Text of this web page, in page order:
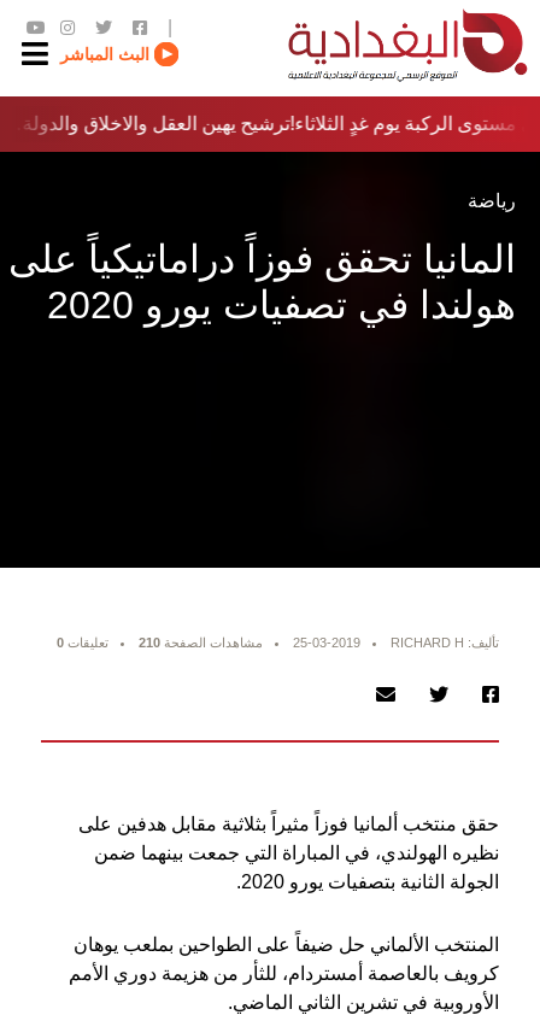
البث المباشر
ترشيح يهين العقل والاخلاق والدولة…؟!مستوى الركبة يوم غدٍ الثلاثاء
رياضة
المانيا تحقق فوزاً دراماتيكياً على
هولندا في تصفيات يورو 2020
تأليف: RICHARD H 25-03-2019 مشاهدات الصفحة 210 تعليقات 0
حقق منتخب ألمانيا فوزاً مثيراً بثلاثية مقابل هدفين على
نظيره الهولندي، في المباراة التي جمعت بينهما ضمن
الجولة الثانية بتصفيات يورو 2020.
المنتخب الألماني حل ضيفاً على الطواحين بملعب يوهان
كرويف بالعاصمة أمستردام، للثأر من هزيمة دوري الأمم
الأوروبية في تشرين الثاني الماضي.